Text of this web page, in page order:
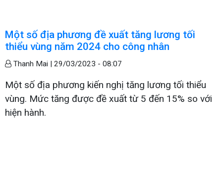
Một số địa phương đề xuất tăng lương tối
thiểu vùng năm 2024 cho công nhân
Thanh Mai | 29/03/2023 - 08:07
Một số địa phương kiến nghị tăng lương tối thiểu
vùng. Mức tăng được đề xuất từ 5 đến 15% so với
hiện hành.